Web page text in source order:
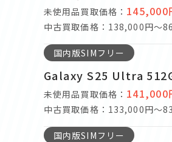
未使用品買取価格： 145,000
中古買取価格：138,000円～
国内版SIMフリー
Galaxy S25 Ultra
未使用品買取価格： 141,000
中古買取価格：133,000円～
国内版SIMフリー